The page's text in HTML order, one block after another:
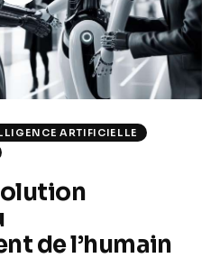
ARTIFICIELLE
de l’humain